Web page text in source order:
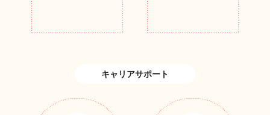
キャリアサポート